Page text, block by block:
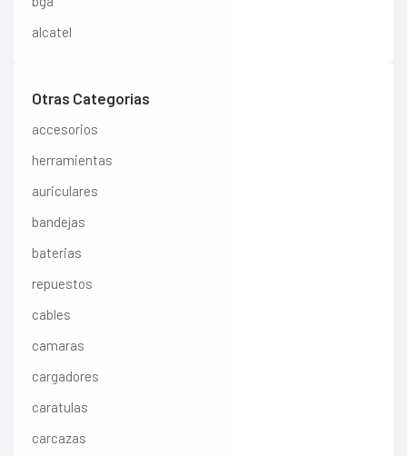
alcatel
Otras Categorias
accesorios
herramientas
auriculares
bandejas
baterias
repuestos
cables
camaras
cargadores
caratulas
carcazas